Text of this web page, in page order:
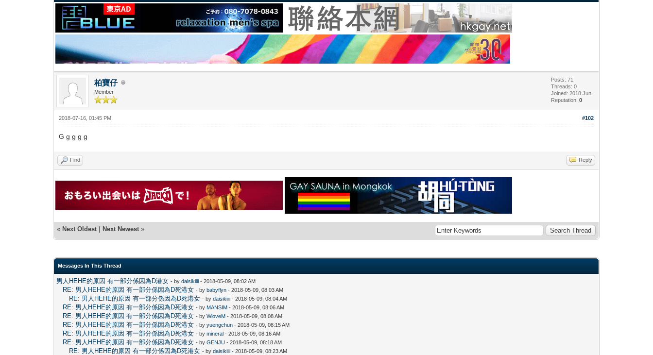
柏寶仔
Member
Posts: 71
Threads: 0
Joined: 2018 Jun
Reputation:0
#102
2018-07-16, 01:45 PM
G g g g g
Find Reply
« Next Oldest | Next Newest »
Messages In This Thread
男人HEHE的原因 有一部分係因為D港女 - bydaisikiiii - 2018-05-09, 08:02 AM
RE: 男人HEHE的原因 有一部分係因為D死港女 - bybabyflyn - 2018-05-09, 08:03 AM
RE: 男人HEHE的原因 有一部分係因為D死港女 - bydaisikiiii - 2018-05-09, 08:04 AM
RE: 男人HEHE的原因 有一部分係因為D死港女 - by MANSIM - 2018-05-09, 08:06 AM
RE: 男人HEHE的原因 有一部分係因為D死港女 - byWloveM - 2018-05-09, 08:08 AM
RE: 男人HEHE的原因 有一部分係因為D死港女 - byyuengchun - 2018-05-09, 08:15 AM
RE: 男人HEHE的原因 有一部分係因為D死港女 - bymineral - 2018-05-09, 08:16 AM
RE: 男人HEHE的原因 有一部分係因為D死港女 - byGENJU - 2018-05-09, 08:18 AM
RE: 男人HEHE的原因 有一部分係因為D死港女 - bydaisikiiii - 2018-05-09, 08:23 AM